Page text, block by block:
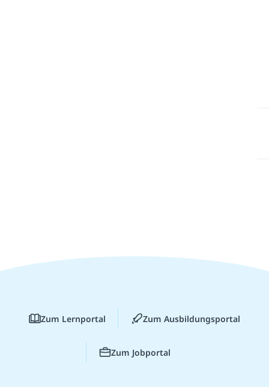
Zum Lernportal Zum Ausbildungsportal
Zum Jobportal